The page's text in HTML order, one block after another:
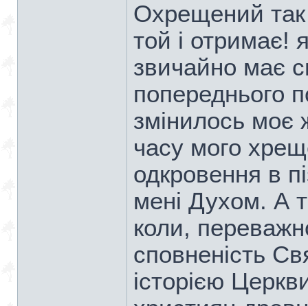
Охрещений так
той і отримає!
звичайно має
попереднього
змінилось моє
часу мого
одкровення в
мені Духом. А
коли,
сповненість
історією